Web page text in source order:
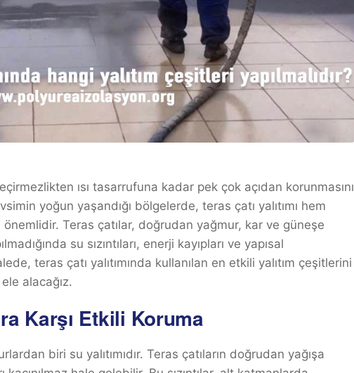
ısı tasarrufuna kadar pek çok açıdan korunmasını
yoğun yaşandığı bölgelerde, teras çatı yalıtımı hem
önemlidir. Teras çatılar, doğrudan yağmur, kar ve güneşe
su sızıntıları, enerji kayıpları ve yapısal
teras çatı yalıtımında kullanılan en etkili yalıtım çeşitlerini
alacağız.
Karşı Etkili Koruma
biri su yalıtımıdır. Teras çatıların doğrudan yağışa